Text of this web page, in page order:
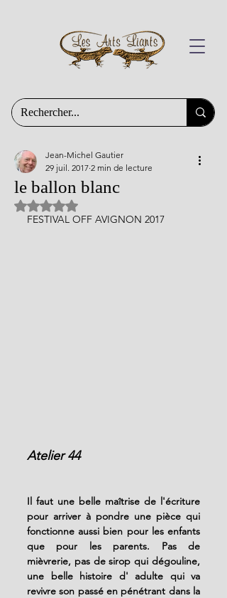
le ballon blanc
Jean-Michel Gautier
29 juil. 2017 2 min de lecture
Noté NaN étoiles sur 5.
FESTIVAL OFF AVIGNON 2017
Atelier 44
Il faut une belle maîtrise de l'écriture
pour arriver à pondre une pièce qui
fonctionne aussi bien pour les enfants
que pour les parents. Pas de
mièvrerie, pas de sirop qui dégouline,
une belle histoire d' adulte qui va
revivre son passé en pénétrant dans la